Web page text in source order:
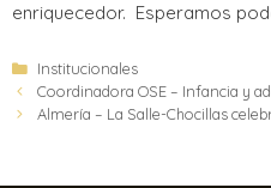
enriquecedor. Esperamos
Institucionales
Coordinadora OSE – Infancia y
Almería – La Salle-Chocillas